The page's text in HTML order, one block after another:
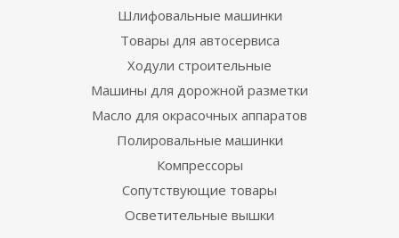
Шлифовальные машинки
Товары для автосервиса
Ходули строительные
Машины для дорожной разметки
Масло для окрасочных аппаратов
Полировальные машинки
Компрессоры
Сопутствующие товары
Осветительные вышки